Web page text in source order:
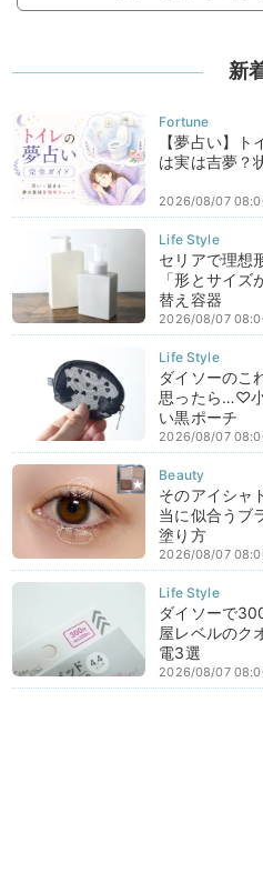
新
【夢占い】
は実は吉夢？
2026/08/07
セリアで理想
「形とサイ
替え容器
2026/08/07
ダイソーのこ
思ったら…♡
い黒ポーチ
2026/08/07
そのアイシャ
当に似合うブ
塗り方
2026/08/07
ダイソーで
屋レベルのク
電3選
2026/08/07